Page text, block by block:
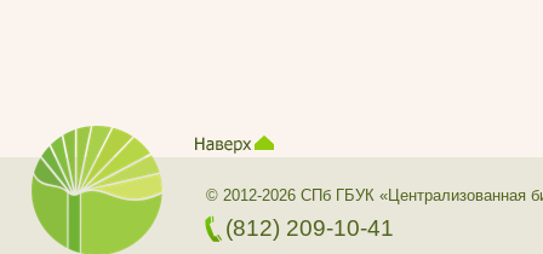
© 2012-2026 СПб ГБУК «Централизованная
(812) 209-10-41